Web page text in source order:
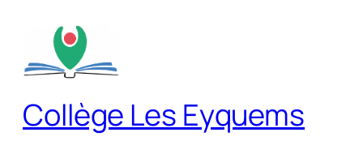
contenu
Collège Les Eyquems